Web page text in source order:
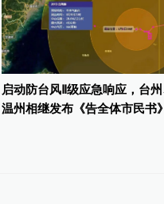
启动防台风Ⅱ级应急响应，台州
温州相继发布《告全体市民书》